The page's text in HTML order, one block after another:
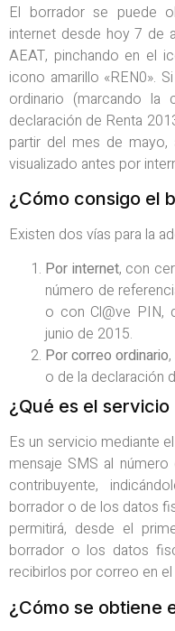
El borrador se puede
internet desde hoy 7 de
AEAT, pinchando en el
icono amarillo «REN0».
ordinario (marcando
declaración de Renta
partir del mes de mayo,
visualizado antes por
¿Cómo consigo el
Existen dos vías para la
Por internet, con
número de
o con Cl@ve PIN,
junio de 2015.
Por correo ordinario
o de la declaración
¿Qué es el servicio
Es un servicio mediante
mensaje SMS al
contribuyente,
borrador o de los datos
permitirá, desde el
borrador o los datos
recibirlos por correo en
¿Cómo se obtiene